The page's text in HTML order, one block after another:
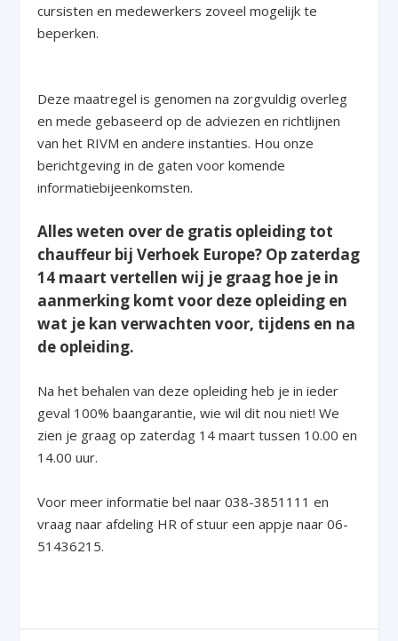
cursisten en medewerkers zoveel mogelijk te
beperken.
Deze maatregel is genomen na zorgvuldig overleg
en mede gebaseerd op de adviezen en richtlijnen
van het RIVM en andere instanties. Hou onze
berichtgeving in de gaten voor komende
informatiebijeenkomsten.
Alles weten over de gratis opleiding tot
chauffeur bij Verhoek Europe? Op zaterdag
14 maart vertellen wij je graag hoe je in
aanmerking komt voor deze opleiding en
wat je kan verwachten voor, tijdens en na
de opleiding.
Na het behalen van deze opleiding heb je in ieder
geval 100% baangarantie, wie wil dit nou niet! We
zien je graag op zaterdag 14 maart tussen 10.00 en
14.00 uur.
Voor meer informatie bel naar 038-3851111 en
vraag naar afdeling HR of stuur een appje naar 06-
51436215.